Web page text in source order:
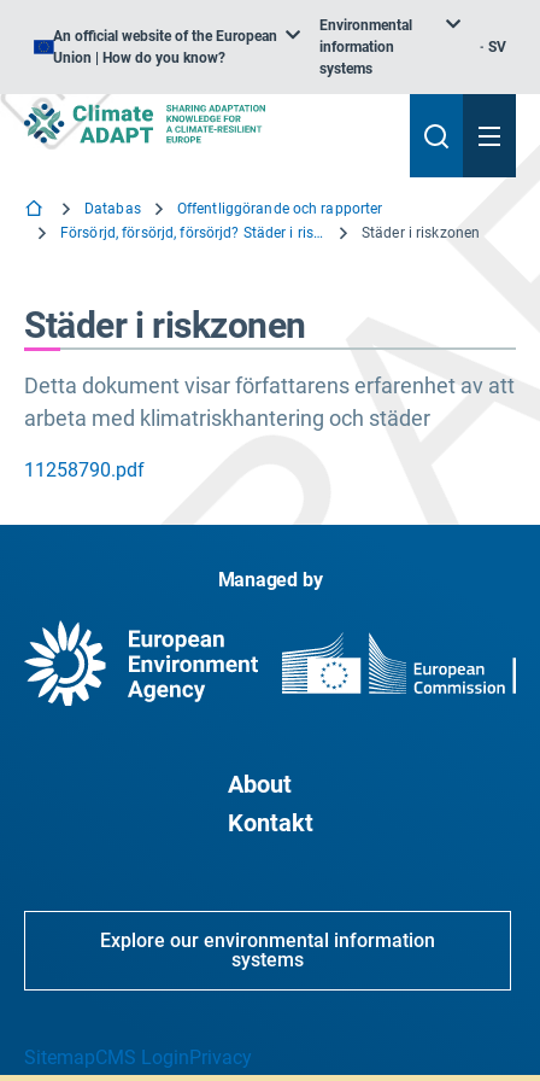
An official website of the European
Union | How do you know?
Environmental
information
systems
SV
Databas
Offentliggörande och rapporter
Försörjd, försörjd, försörjd? Städer i riskzonen
Städer i riskzonen
Städer i riskzonen
Detta dokument visar författarens erfarenhet av att
arbeta med klimatriskhantering och städer
11258790.pdf
Managed by
About
Kontakt
Explore our environmental information
systems
SitemapCMS LoginPrivacy